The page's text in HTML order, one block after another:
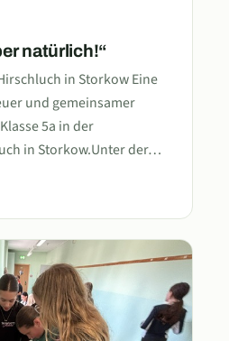
natürlich!“
in Storkow Eine
und gemeinsamer
5a in der
in Storkow.Unter der…